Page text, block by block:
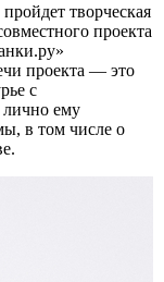
творческая
проекта
проекта — это
с
ему
в том числе о